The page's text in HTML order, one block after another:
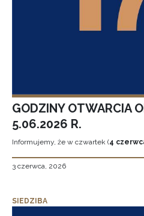
GODZINY OTWARCIA
5.06.2026 R.
Informujemy, że w czwartek (4
3 czerwca, 2026
SIEDZIBA